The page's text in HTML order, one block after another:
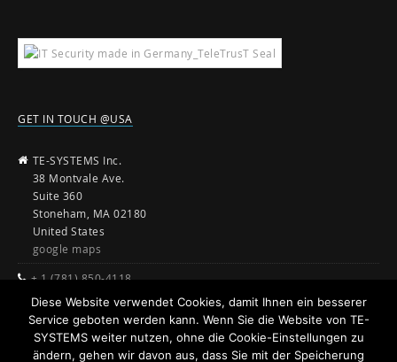
GET IN TOUCH @USA
TE-SYSTEMS Inc.
38 Montvale Ave.
Suite 360
Stoneham, MA 02180
United States
google maps
+ 1 (781) 850-4118
sales@te-systems.com
www.te-systems.com
Diese Website verwendet Cookies, damit Ihnen ein besserer
Service geboten werden kann. Wenn Sie die Website von TE-
SYSTEMS weiter nutzen, ohne die Cookie-Einstellungen zu
ändern, gehen wir davon aus, dass Sie mit der Speicherung